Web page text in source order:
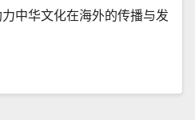
中华文化在海外的传播与发